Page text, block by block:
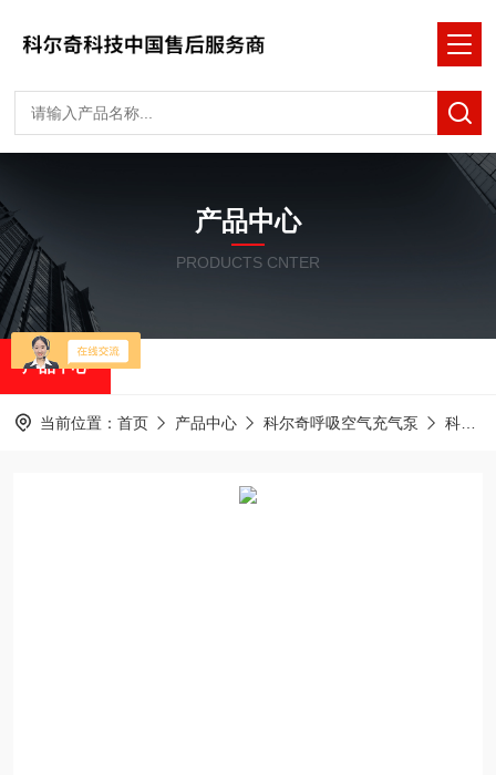
产品中心
PRODUCTS CNTER
产品中心
当前位置： 首页 产品中心 科尔奇呼吸空气充气泵 科尔奇充气泵